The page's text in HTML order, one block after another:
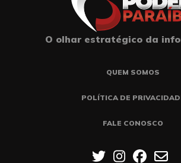
O olhar estratégico da
QUEM SOMOS
POLÍTICA DE
FALE CONOSCO